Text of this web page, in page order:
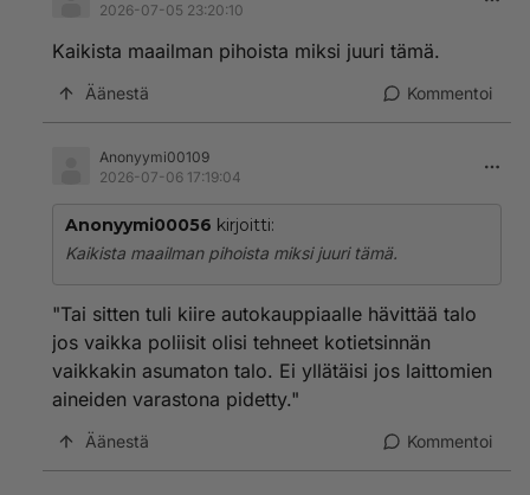
2026-07-05 23:20:10
Kaikista maailman pihoista miksi juuri tämä.
Äänestä Kommentoi
Anonyymi00109
2026-07-06 17:19:04
Anonyymi00056 kirjoitti:
Kaikista maailman pihoista miksi juuri tämä.
"Tai sitten tuli kiire autokauppiaalle hävittää talo
jos vaikka poliisit olisi tehneet kotietsinnän
vaikkakin asumaton talo. Ei yllätäisi jos laittomien
aineiden varastona pidetty."
Äänestä Kommentoi